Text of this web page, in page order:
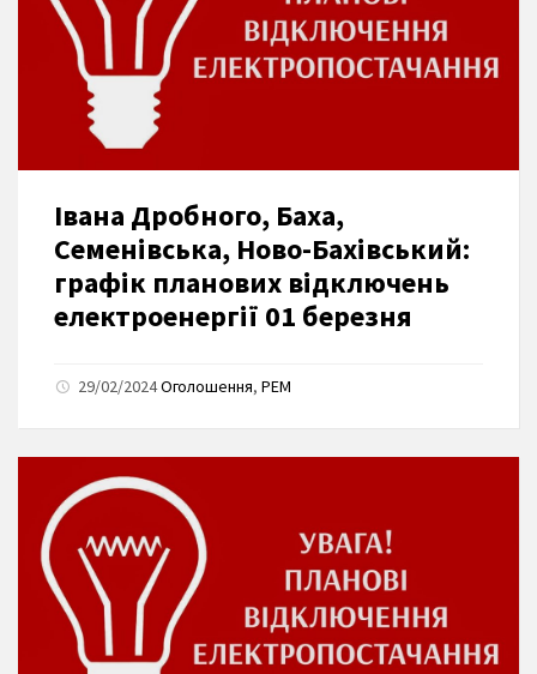
Івана Дробного, Баха,
Семенівська, Ново-Бахівський:
графік планових відключень
електроенергії 01 березня
29/02/2024Оголошення, РЕМ